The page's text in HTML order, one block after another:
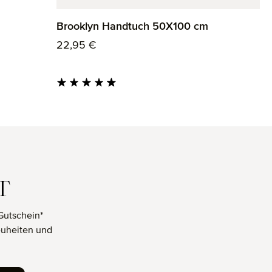
Brooklyn Handtuch 50X100 cm
Regulärer Preis:
22,95 €
und